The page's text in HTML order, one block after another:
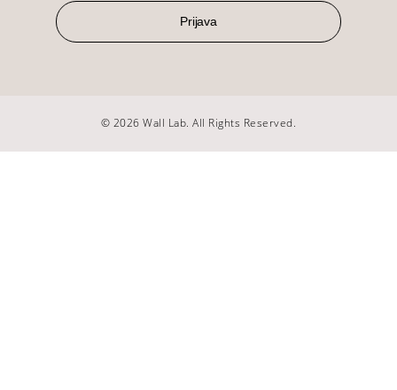
Prijava
© 2026 Wall Lab. All Rights Reserved.